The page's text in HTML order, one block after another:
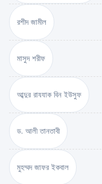
রশীদ জামীল
মাসুদ শরীফ
আব্দুর রাযযাক বিন ইউসুফ
ড. আলী তানতাবী
মুহম্মদ জাফর ইকবাল